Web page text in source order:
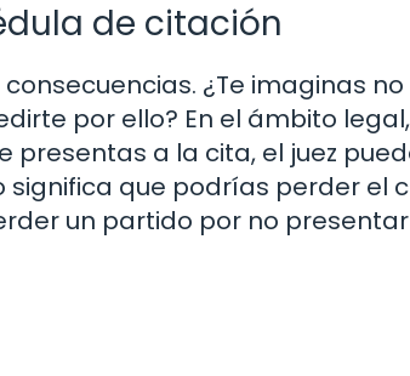
de citación
¿Te imaginas
por ello? En el ámbito
presentas a la cita, el juez
que podrías perder el
un partido por no